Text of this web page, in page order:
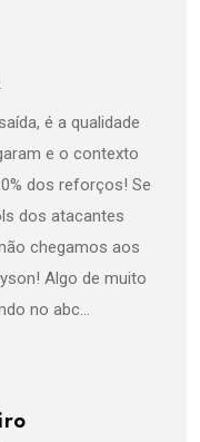
é a qualidade
e o contexto
dos reforços! Se
dos atacantes
chegamos aos
Algo de muito
no abc…